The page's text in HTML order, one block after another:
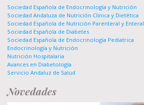
Sociedad Española de Endocrinología y Nutrición
Sociedad Andaluza de Nutrición Clinica y Dietética
Sociedad Española de Nutrición Parenteral y Enteral
Sociedad Española de Diabetes
Sociedad Española de Endocrinología Pediatrica
Endocrinología y Nutrición
Nutrición Hospitalaria
Avances en Diabetología
Servicio Andaluz de Salud
Novedades